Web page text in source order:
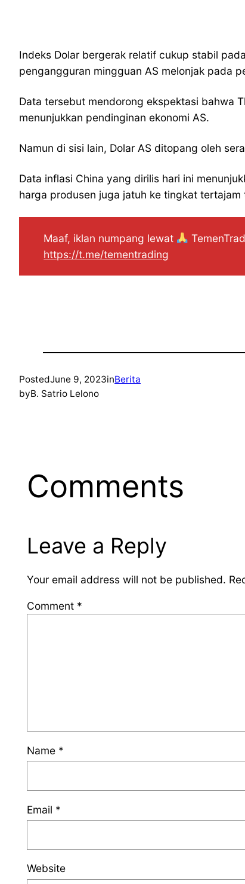
Indeks Dolar bergerak relatif cukup stabil
pengangguran mingguan AS melonjak pada
Data tersebut mendorong ekspektasi bahwa
menunjukkan pendinginan ekonomi AS.
Namun di sisi lain, Dolar AS ditopang oleh
Data inflasi China yang dirilis hari ini
harga produsen juga jatuh ke tingkat tertajam
Maaf, iklan numpang lewat
https://t.me/tementrading
PostedJune 9, 2023inBerita
byB. Satrio Lelono
Comments
Leave a Reply
Your email address will not be published.
Comment *
Name *
Email *
Website